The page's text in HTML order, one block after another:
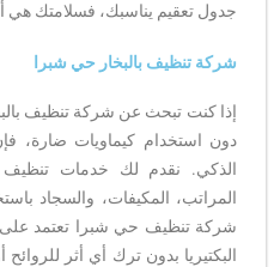
جدول تعقيم يناسبك، فسلامتك هي
شركة تنظيف بالبخار حي شبرا
إذا كنت تبحث عن شركة تنظيف
دون استخدام كيماويات ضارة،
الذكي. نقدم لك خدمات تنظيف
المراتب، المكيفات، والسجاد
شركة تنظيف حي شبرا تعتمد على
البكتيريا بدون ترك أي أثر للروائح